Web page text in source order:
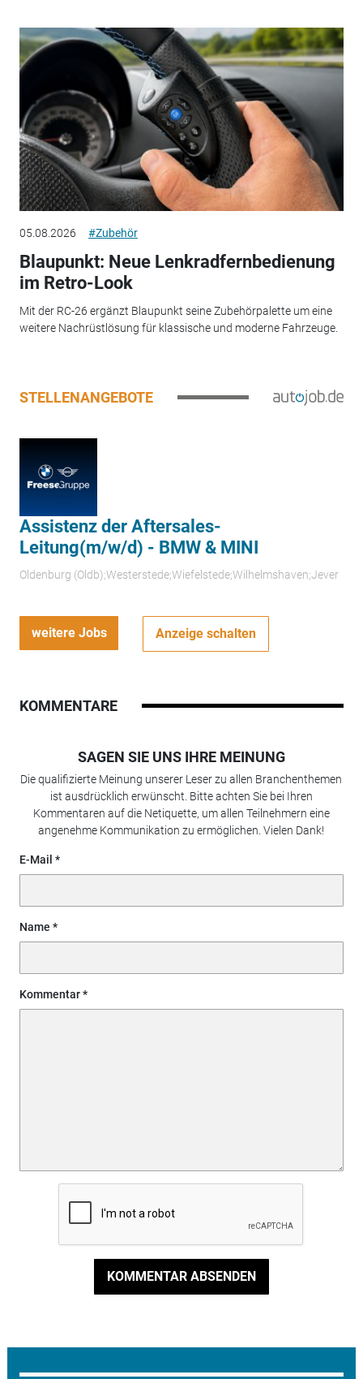
05.08.2026 #Zubehör
Blaupunkt: Neue Lenkradfernbedienung
im Retro-Look
Mit der RC-26 ergänzt Blaupunkt seine Zubehörpalette um eine
weitere Nachrüstlösung für klassische und moderne Fahrzeuge.
STELLENANGEBOTE
Assistenz der Aftersales-
Leitung(m/w/d) - BMW & MINI
Oldenburg (Oldb);Westerstede;Wiefelstede;Wilhelmshaven;Jever
weitere Jobs Anzeige schalten
KOMMENTARE
SAGEN SIE UNS IHRE MEINUNG
Die qualifizierte Meinung unserer Leser zu allen Branchenthemen
ist ausdrücklich erwünscht. Bitte achten Sie bei Ihren
Kommentaren auf die Netiquette, um allen Teilnehmern eine
angenehme Kommunikation zu ermöglichen. Vielen Dank!
E-Mail
Name
Kommentar
KOMMENTAR ABSENDEN